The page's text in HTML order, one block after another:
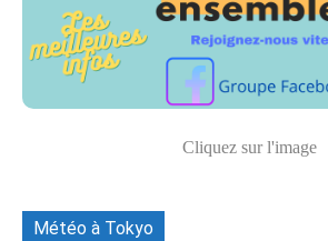
Cliquez sur l'image
Météo à Tokyo